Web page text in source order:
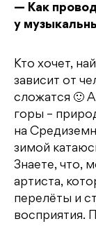
— Как
у
Кто хочет,
зависит от
сложатся 🙂
горы –
на
зимой
Знаете, что,
артиста,
перелёты и
восприятия.